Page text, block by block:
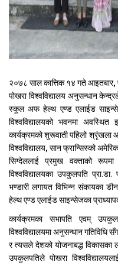
२०७८ साल कात्तिक १४ गते आइतबार,
पोखरा विश्वविद्यालय अनुसन्धान
स्कूल अफ हेल्थ एण्ड एलाईड
विश्वविद्यालयको भवनमा
कार्यक्रमको शुरूवाती पहिलो श्रृंखला
विश्वविद्यालय, सान फ्रान्सिस्को
सिग्देललाई प्रमुख वक्ताको
विश्वविद्यालयका उपकुलपति
भण्डारी लगायत विभिन्न संकायका
हेल्थ एण्ड एलाईड साइन्सेजका
कार्यक्रमका सभापति एवम्
विश्वविद्यालयमा अनुसन्धान गतिविधि
र त्यसले देशको योजनाबद्ध
उपकुलपतिले पोखरा